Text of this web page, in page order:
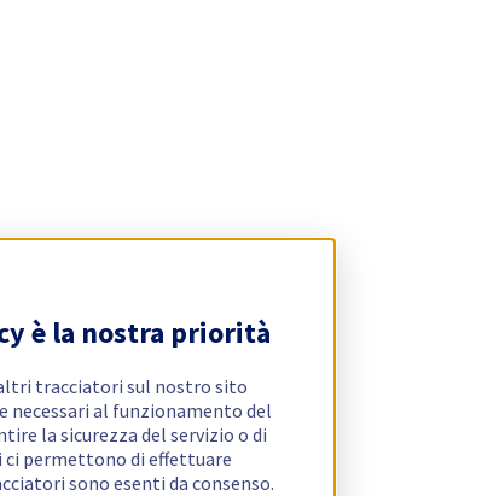
è la nostra priorità
tracciatori sul nostro sito
al funzionamento del
la sicurezza del servizio o di
ci permettono di effettuare
sono esenti da consenso.